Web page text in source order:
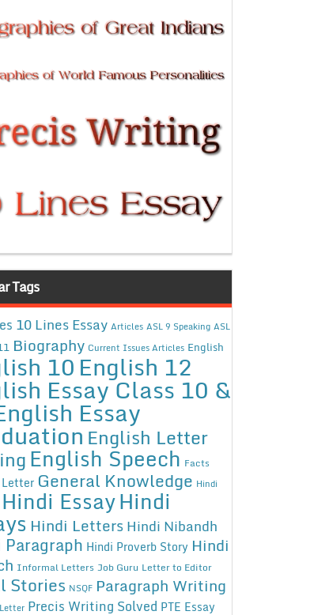
Tags
10 Lines Essay Articles ASL 9 Speaking ASL
Biography Current Issues Articles English
10English 12
Essay Class 10 &
Essay
English Letter
English Speech Facts
General Knowledge Hindi
Hindi EssayHindi
Hindi Letters Hindi Nibandh
Hindi Proverb Story Hindi
Informal Letters Job Guru Letter to Editor
Stories NSQF Paragraph Writing
Precis Writing Solved PTE Essay